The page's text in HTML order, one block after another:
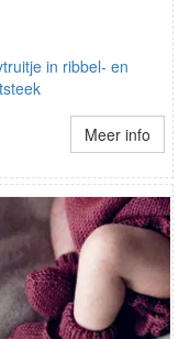
in ribbel- en
Meer info